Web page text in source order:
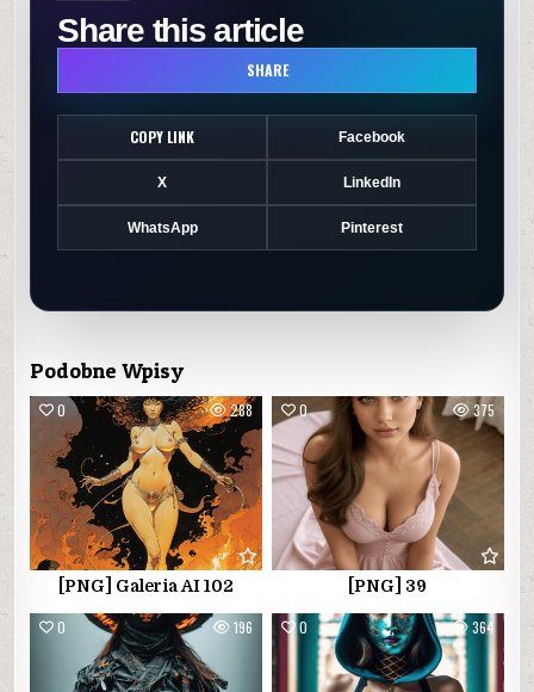
Share this article
SHARE
COPY LINK Facebook
X LinkedIn
WhatsApp Pinterest
Podobne Wpisy
0 288
[PNG] Galeria AI 102
0 375
[PNG] 39
0 196 0 364